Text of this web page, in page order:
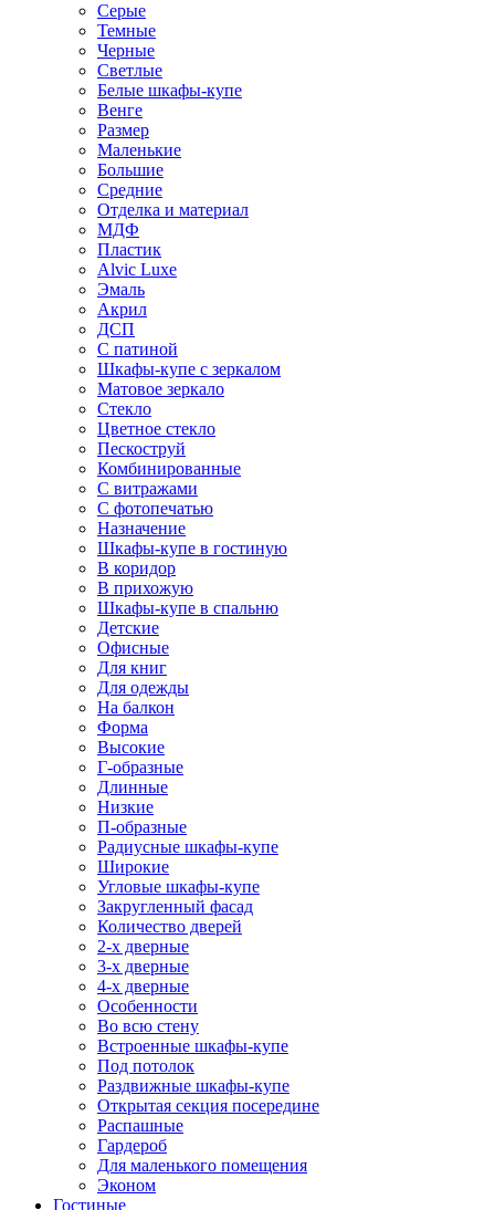
Серые
Темные
Черные
Светлые
Белые шкафы-купе
Венге
Размер
Маленькие
Большие
Средние
Отделка и материал
МДФ
Пластик
Alvic Luxe
Эмаль
Акрил
ДСП
С патиной
Шкафы-купе с зеркалом
Матовое зеркало
Стекло
Цветное стекло
Пескоструй
Комбинированные
С витражами
С фотопечатью
Назначение
Шкафы-купе в гостиную
В коридор
В прихожую
Шкафы-купе в спальню
Детские
Офисные
Для книг
Для одежды
На балкон
Форма
Высокие
Г-образные
Длинные
Низкие
П-образные
Радиусные шкафы-купе
Широкие
Угловые шкафы-купе
Закругленный фасад
Количество дверей
2-х дверные
3-х дверные
4-х дверные
Особенности
Во всю стену
Встроенные шкафы-купе
Под потолок
Раздвижные шкафы-купе
Открытая секция посередине
Распашные
Гардероб
Для маленького помещения
Эконом
Гостиные